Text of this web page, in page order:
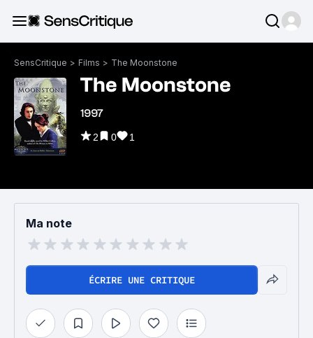
SensCritique > Films > The Moonstone
The Moonstone
1997
2 0 1
Ma note
ÉCRIRE UNE CRITIQUE